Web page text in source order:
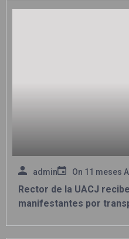
admin On 11 meses
Rector de la UACJ
manifestantes por